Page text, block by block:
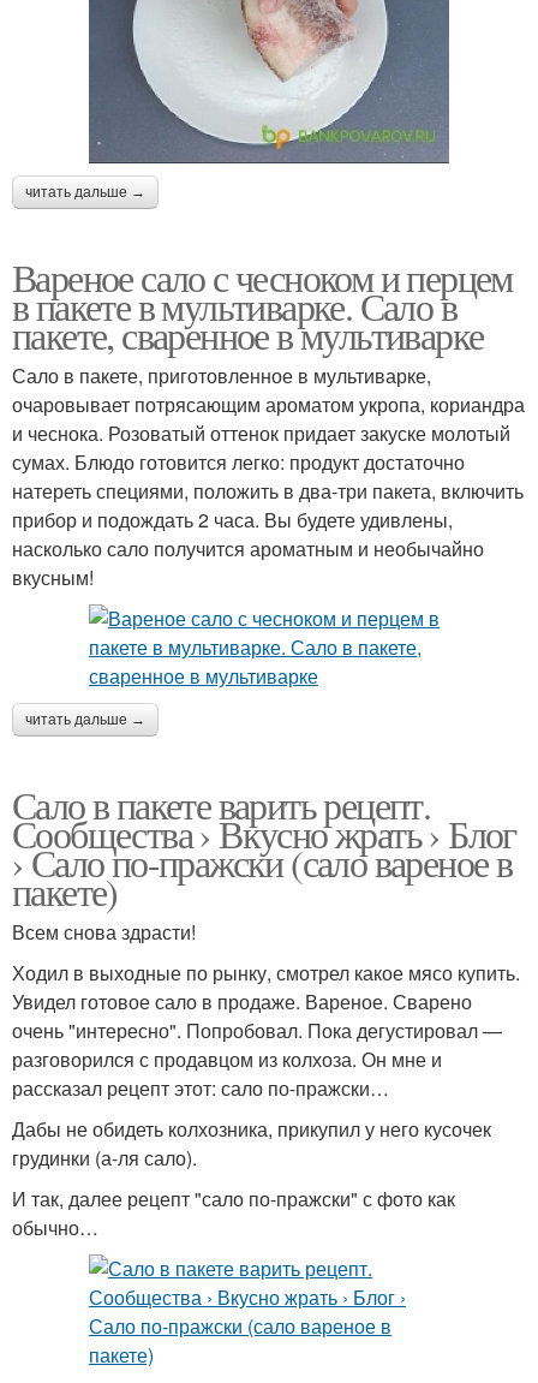
читать дальше →
Вареное сало с чесноком и перцем
в пакете в мультиварке. Сало в
пакете, сваренное в мультиварке
Сало в пакете, приготовленное в мультиварке,
очаровывает потрясающим ароматом укропа, кориандра
и чеснока. Розоватый оттенок придает закуске молотый
сумах. Блюдо готовится легко: продукт достаточно
натереть специями, положить в два-три пакета, включить
прибор и подождать 2 часа. Вы будете удивлены,
насколько сало получится ароматным и необычайно
вкусным!
читать дальше →
Сало в пакете варить рецепт.
Сообщества › Вкусно жрать › Блог
› Сало по-пражски (сало вареное в
пакете)
Всем снова здрасти!
Ходил в выходные по рынку, смотрел какое мясо купить.
Увидел готовое сало в продаже. Вареное. Сварено
очень "интересно". Попробовал. Пока дегустировал —
разговорился с продавцом из колхоза. Он мне и
рассказал рецепт этот: сало по-пражски…
Дабы не обидеть колхозника, прикупил у него кусочек
грудинки (а-ля сало).
И так, далее рецепт "сало по-пражски" с фото как
обычно…